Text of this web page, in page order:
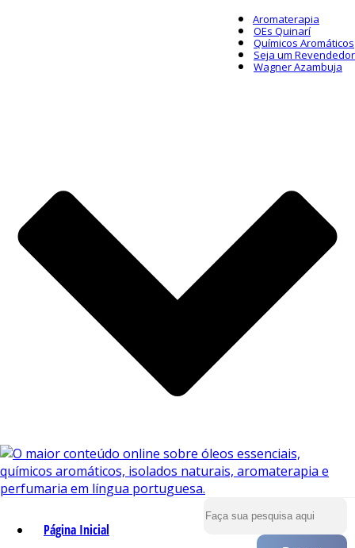
Aromaterapia
OEs Quinarí
Químicos Aromáticos
Seja um Revendedor
Wagner Azambuja
Página Inicial